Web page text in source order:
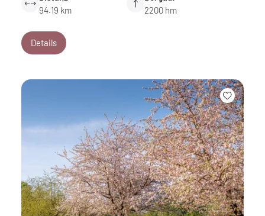
94.19 km
2200 hm
Details